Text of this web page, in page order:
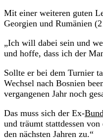
Mit einer weiteren guten
Georgien und Rumänien
„Ich will dabei sein und
und hoffe, dass ich der
Sollte er bei dem Turnier
Wechsel nach Bosnien
vergangenen Jahr noch
Das muss sich der Ex-
und träumt stattdessen
den nächsten Jahren zu.“